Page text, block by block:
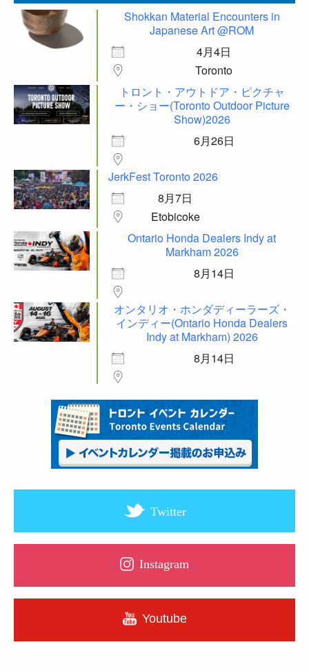
Shokkan Material Encounters in
Japanese Art @ROM
4月4日
Toronto
トロント・アウトドア・ピクチャ
ー・ショー(Toronto Outdoor Picture
Show)2026
6月26日
JerkFest Toronto 2026
8月7日
Etobicoke
Ontario Honda Dealers Indy at
Markham 2026
8月14日
オンタリオ・ホンダディーラーズ・
インディー(Ontario Honda Dealers
Indy at Markham) 2026
8月14日
Twitter
Instagram
Youtube